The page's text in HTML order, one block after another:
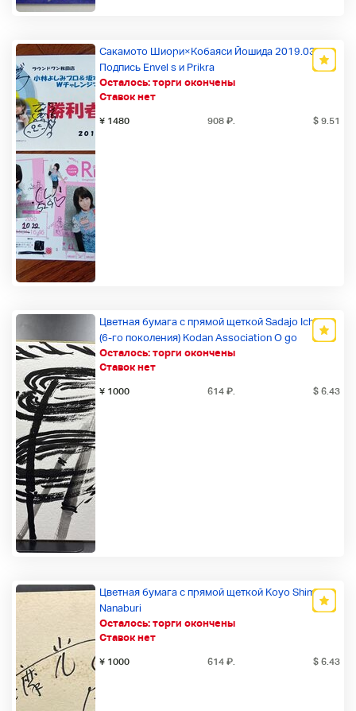
Осталось: торги окончены
Ставок нет
Сакамото Шиори×Кобаяси Йошида 2019.03.15
Подпись Envel s и Prikra
¥ 1480 908 ₽. $ 9.51
Осталось: торги окончены
Ставок нет
Цветная бумага с прямой щеткой Sadajo Ichi sai
(6-го поколения) Kodan Association O go
Association Articles of Incorporation 1
Новый товар
¥ 1000 614 ₽. $ 6.43
Осталось: торги окончены
Ставок нет
Цветная бумага с прямой щеткой Koyo Shima
Nanaburi
Новый товар
¥ 1000 614 ₽. $ 6.43